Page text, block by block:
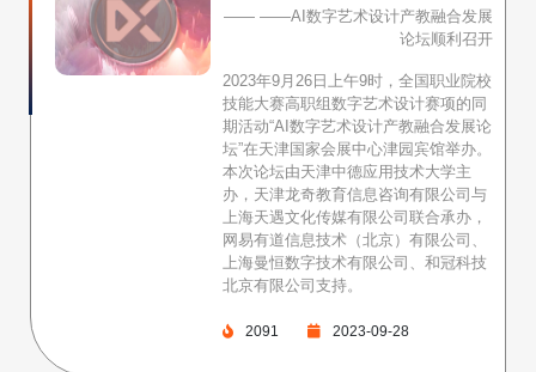
—— ——AI数字艺术设计产教融合发展
论坛顺利召开
2023年9月26日上午9时，全国职业院校
技能大赛高职组数字艺术设计赛项的同
期活动“AI数字艺术设计产教融合发展论
坛”在天津国家会展中心津园宾馆举办。
本次论坛由天津中德应用技术大学主
办，天津龙奇教育信息咨询有限公司与
上海天遇文化传媒有限公司联合承办，
网易有道信息技术（北京）有限公司、
上海曼恒数字技术有限公司、和冠科技
北京有限公司支持。
2091 2023-09-28